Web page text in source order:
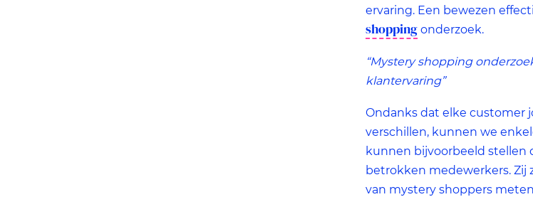
ervaring. Een bewezen
shopping onderzoek.
“Mystery shopping
klantervaring”
Ondanks dat elke customer
verschillen, kunnen we
kunnen bijvoorbeeld stellen
betrokken medewerkers. Zij
van mystery shoppers